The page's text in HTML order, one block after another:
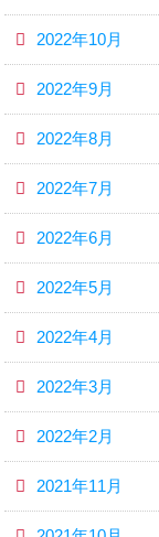
2022年10月
2022年9月
2022年8月
2022年7月
2022年6月
2022年5月
2022年4月
2022年3月
2022年2月
2021年11月